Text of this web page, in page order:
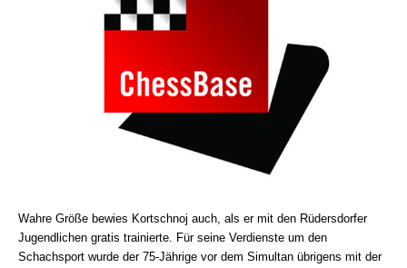
Wahre Größe bewies Kortschnoj auch, als er mit den Rüdersdorfer
Jugendlichen gratis trainierte. Für seine Verdienste um den
Schachsport wurde der 75-Jährige vor dem Simultan übrigens mit der